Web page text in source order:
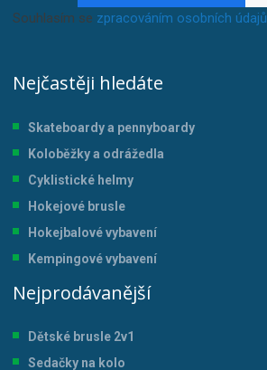
Souhlasím se zpracováním osobních údajů
Nejčastěji hledáte
Skateboardy a pennyboardy
Koloběžky a odrážedla
Cyklistické helmy
Hokejové brusle
Hokejbalové vybavení
Kempingové vybavení
Nejprodávanější
Dětské brusle 2v1
Sedačky na kolo